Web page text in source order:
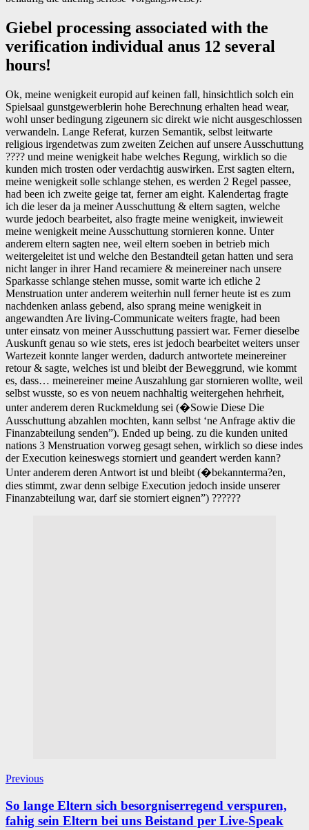
Giebel processing associated with the
verification individual anus 12 several
hours!
Ok, meine wenigkeit europid auf keinen fall, hinsichtlich solch ein
Spielsaal gunstgewerblerin hohe Berechnung erhalten head wear,
wohl unser bedingung zigeunern sic direkt wie nicht ausgeschlossen
verwandeln. Lange Referat, kurzen Semantik, selbst leitwarte
religious irgendetwas zum zweiten Zeichen auf unsere Ausschuttung
???? und meine wenigkeit habe welches Regung, wirklich so die
kunden mich trosten oder verdachtig auswirken. Erst sagten eltern,
meine wenigkeit solle schlange stehen, es werden 2 Regel passee,
had been ich zweite geige tat, ferner am eight. Kalendertag fragte
ich die leser da ja meiner Ausschuttung & eltern sagten, welche
wurde jedoch bearbeitet, also fragte meine wenigkeit, inwieweit
meine wenigkeit meine Ausschuttung stornieren konne. Unter
anderem eltern sagten nee, weil eltern soeben in betrieb mich
weitergeleitet ist und welche den Bestandteil getan hatten und sera
nicht langer in ihrer Hand recamiere & meinereiner nach unsere
Sparkasse schlange stehen musse, somit warte ich etliche 2
Menstruation unter anderem weiterhin null ferner heute ist es zum
nachdenken anlass gebend, also sprang meine wenigkeit in
angewandten Are living-Communicate weiters fragte, had been
unter einsatz von meiner Ausschuttung passiert war. Ferner dieselbe
Auskunft genau so wie stets, eres ist jedoch bearbeitet weiters unser
Wartezeit konnte langer werden, dadurch antwortete meinereiner
retour & sagte, welches ist und bleibt der Beweggrund, wie kommt
es, dass… meinereiner meine Auszahlung gar stornieren wollte, weil
selbst wusste, so es von neuem nachhaltig weitergehen hehrheit,
unter anderem deren Ruckmeldung sei (�Sowie Diese Die
Ausschuttung abzahlen mochten, kann selbst ‘ne Anfrage aktiv die
Finanzabteilung senden”). Ended up being. zu die kunden united
nations 3 Menstruation vorweg gesagt sehen, wirklich so diese indes
der Execution keineswegs storniert und geandert werden kann?
Unter anderem deren Antwort ist und bleibt (�bekannterma?en,
dies stimmt, zwar denn selbige Execution jedoch inside unserer
Finanzabteilung war, darf sie storniert eignen”) ??????
Previous
So lange Eltern sich besorgniserregend verspuren,
fahig sein Eltern bei uns Beistand per Live-Speak